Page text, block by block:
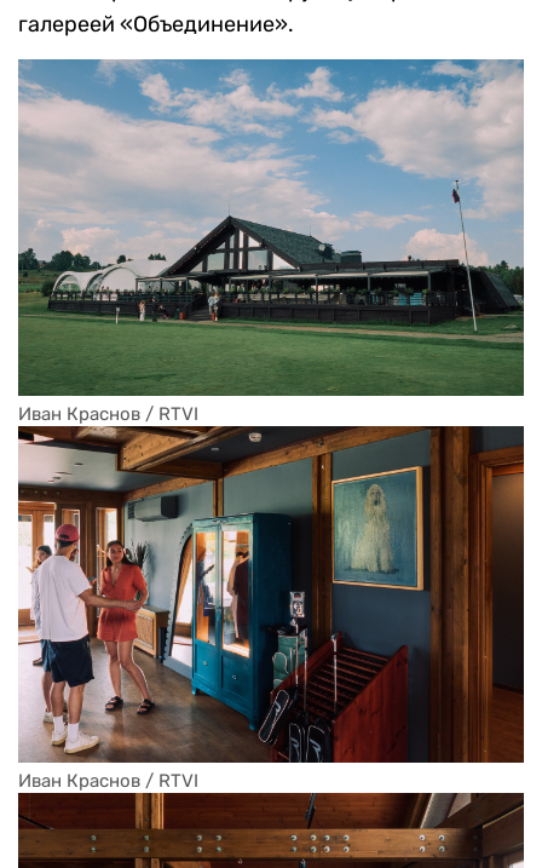
галереей «Объединение».
Иван Краснов / RTVI
Иван Краснов / RTVI